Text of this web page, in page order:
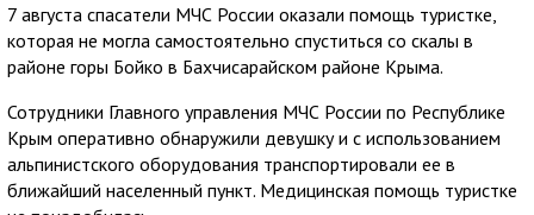
7 августа спасатели МЧС России оказали помощь туристке,
которая не могла самостоятельно спуститься со скалы в
районе горы Бойко в Бахчисарайском районе Крыма.
Сотрудники Главного управления МЧС России по Республике
Крым оперативно обнаружили девушку и с использованием
альпинистского оборудования транспортировали ее в
ближайший населенный пункт. Медицинская помощь туристке